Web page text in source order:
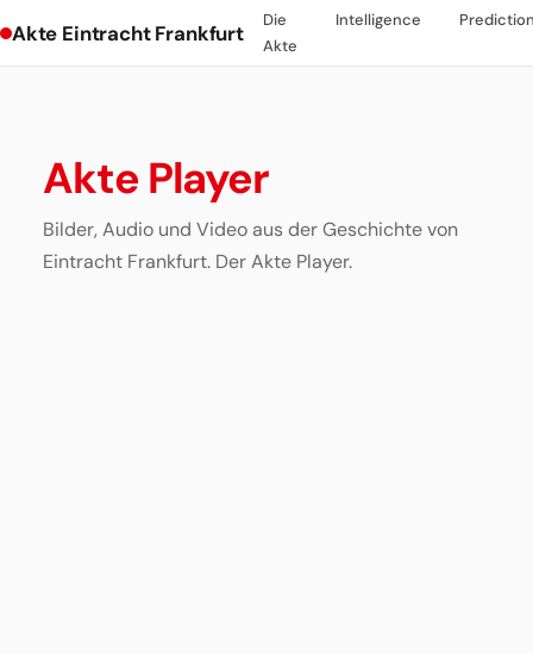
Akte Eintracht Frankfurt
Die
Akte
Intelligence
Akte Player
Bilder, Audio und Video aus der Geschichte von
Eintracht Frankfurt. Der Akte Player.